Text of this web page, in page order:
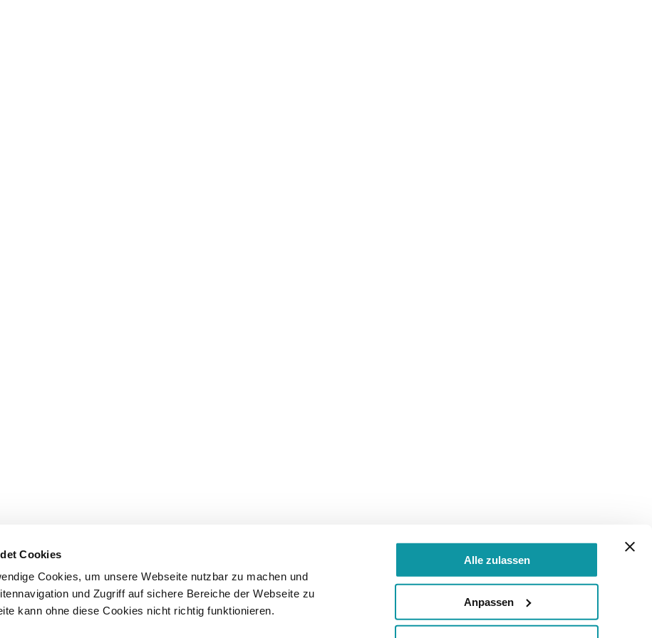
Cookies
Cookies, um unsere Webseite nutzbar zu machen und
und Zugriff auf sichere Bereiche der Webseite zu
kann ohne diese Cookies nicht richtig funktionieren.
Alle zulassen
Anpassen